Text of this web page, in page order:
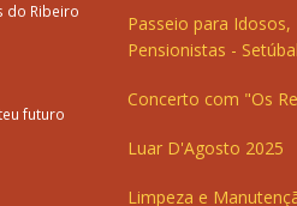
do Ribeiro
futuro
Passeio para
Pensionistas -
Concerto com "Os
Luar D'Agosto 2025
Limpeza e